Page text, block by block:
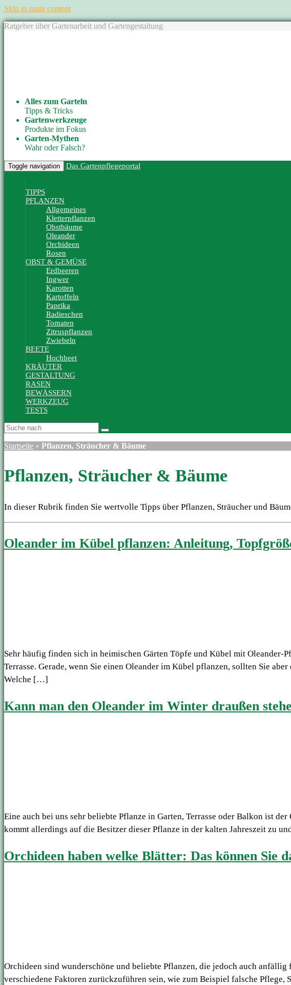
Skip to main content
Ratgeber über Gartenarbeit und Gartengestaltung
Alles zum Garteln
Tipps & Tricks
Gartenwerkzeuge
Produkte im Fokus
Garten-Mythen
Wahr oder Falsch?
Toggle navigation Das Gartenpflegeportal
TIPPS
PFLANZEN
Allgemeines
Kletterpflanzen
Obstbäume
Oleander
Orchideen
Rosen
OBST & GEMÜSE
Erdbeeren
Ingwer
Karotten
Kartoffeln
Paprika
Radieschen
Tomaten
Zitruspflanzen
Zwiebeln
BEETE
Hochbeet
KRÄUTER
GESTALTUNG
RASEN
BEWÄSSERN
WERKZEUG
TESTS
Startseite » Pflanzen, Sträucher & Bäume
Pflanzen, Sträucher & Bäume
In dieser Rubrik finden Sie wertvolle Tipps über Pflanzen, Sträucher und
Oleander im Kübel pflanzen: Anleitung,
Sehr häufig finden sich in heimischen Gärten Töpfe und Kübel mit
Terrasse. Gerade, wenn Sie einen Oleander im Kübel pflanzen, sollten Sie
Welche […]
Kann man den Oleander im Winter draußen
Eine auch bei uns sehr beliebte Pflanze in Garten, Terrasse oder Balkon ist
kommt allerdings auf die Besitzer dieser Pflanze in der kalten Jahreszeit zu
Orchideen haben welke Blätter: Das können Sie
Orchideen sind wunderschöne und beliebte Pflanzen, die jedoch auch
verschiedene Faktoren zurückzuführen sein, wie zum Beispiel falsche